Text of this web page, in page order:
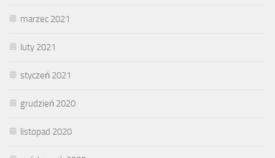
marzec 2021
luty 2021
styczeń 2021
grudzień 2020
listopad 2020